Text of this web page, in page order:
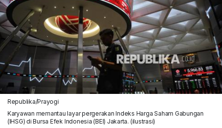
Republika/Prayogi
Karyawan memantau layar pergerakan Indeks Harga Saham Gabungan
(IHSG) di Bursa Efek Indonesia (BEI) Jakarta. (ilustrasi)